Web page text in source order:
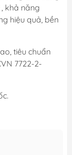
khả năng
hiệu quả, bền
tiêu chuẩn
7722-2-